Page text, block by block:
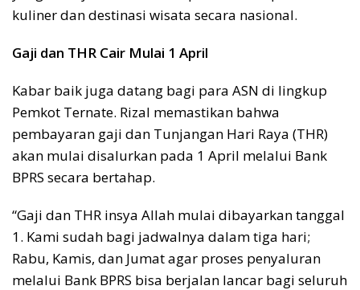
kuliner dan destinasi wisata secara nasional.
Gaji dan THR Cair Mulai 1 April
Kabar baik juga datang bagi para ASN di lingkup
Pemkot Ternate. Rizal memastikan bahwa
pembayaran gaji dan Tunjangan Hari Raya (THR)
akan mulai disalurkan pada 1 April melalui Bank
BPRS secara bertahap.
“Gaji dan THR insya Allah mulai dibayarkan tanggal
1. Kami sudah bagi jadwalnya dalam tiga hari;
Rabu, Kamis, dan Jumat agar proses penyaluran
melalui Bank BPRS bisa berjalan lancar bagi seluruh